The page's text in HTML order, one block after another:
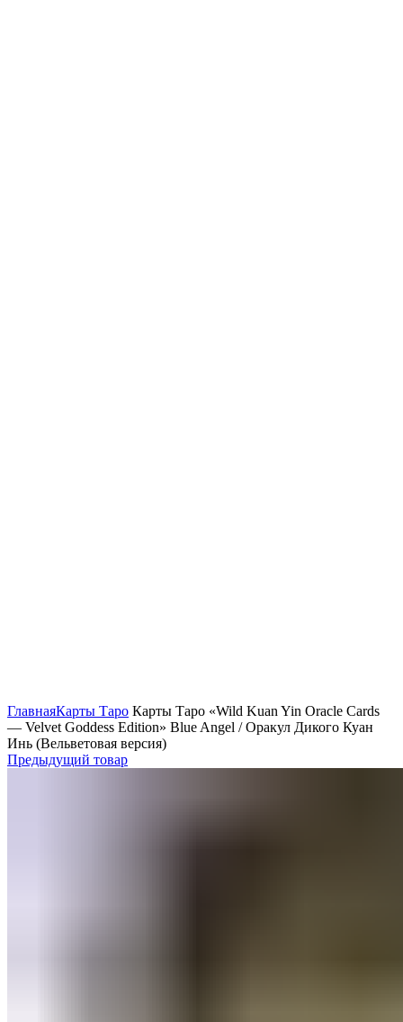
ГлавнаяКарты Таро Карты Таро «Wild Kuan Yin Oracle Cards
— Velvet Goddess Edition» Blue Angel / Оракул Дикого Куан
Инь (Вельветовая версия)
Предыдущий товар